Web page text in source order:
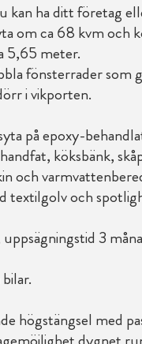
kan ha ditt företag
om ca 68 kvm och
5,65 meter.
fönsterrader
i vikporten.
på epoxy-
köksbänk,
och
och
3
högstängsel med